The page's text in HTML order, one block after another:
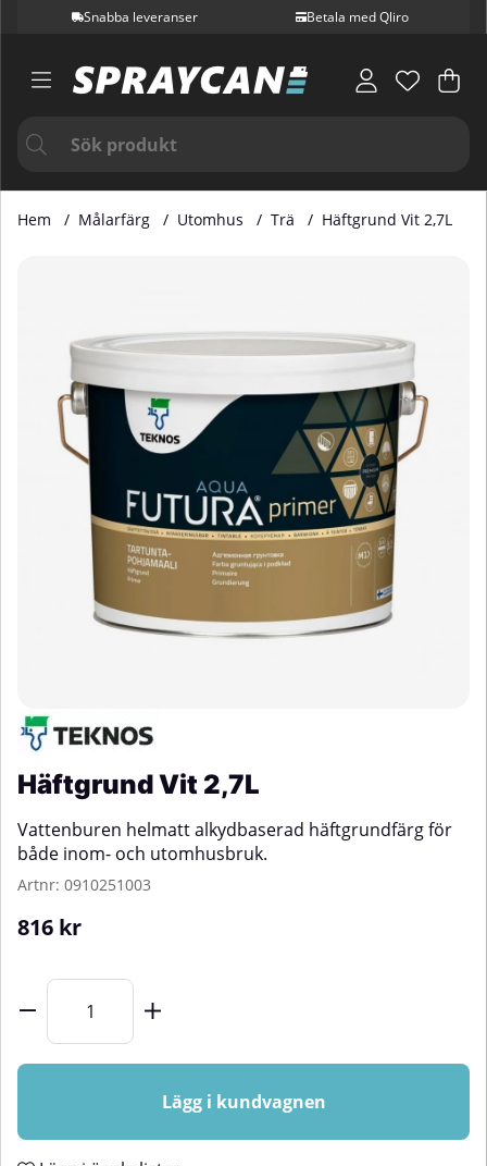
Snabba leveranser Betala med Qliro
.
Hem Målarfärg Utomhus Trä Häftgrund Vit 2,7L
Häftgrund Vit 2,7L
Vattenburen helmatt alkydbaserad häftgrundfärg för
både inom- och utomhusbruk.
Artnr: 0910251003
816 kr
Lägg i kundvagnen